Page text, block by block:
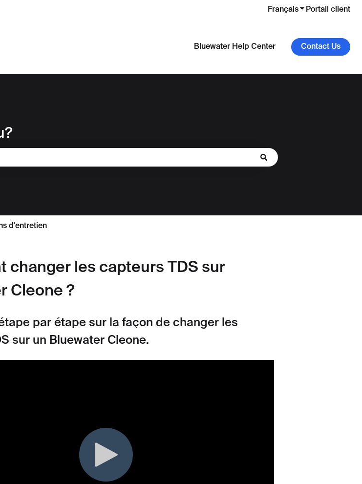
FrançaisAfficher le sous-
Portail client
Bluewater Help Center Contact Us
d'entretien
changer les capteurs TDS sur
Cleone ?
par étape sur la façon de changer les
sur un Bluewater Cleone.